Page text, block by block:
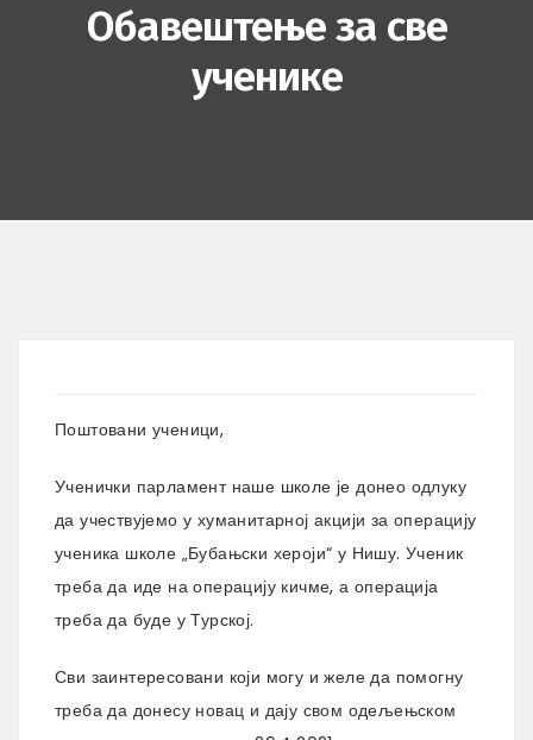
Обавештење за све
ученике
Поштовани ученици,
Ученички парламент наше школе је донео одлуку
да учествујемо у хуманитарној акцији за операцију
ученика школе „Бубањски хероји“ у Нишу. Ученик
треба да иде на операцију кичме, а операција
треба да буде у Турској.
Сви заинтересовани који могу и желе да помогну
треба да донесу новац и дају свом одељењском